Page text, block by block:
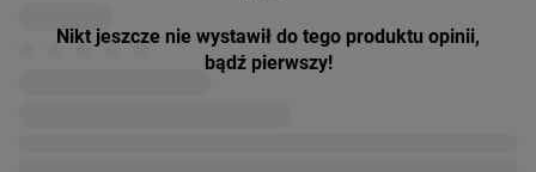
Nikt jeszcze nie wystawił do tego produktu opinii,
bądź pierwszy!